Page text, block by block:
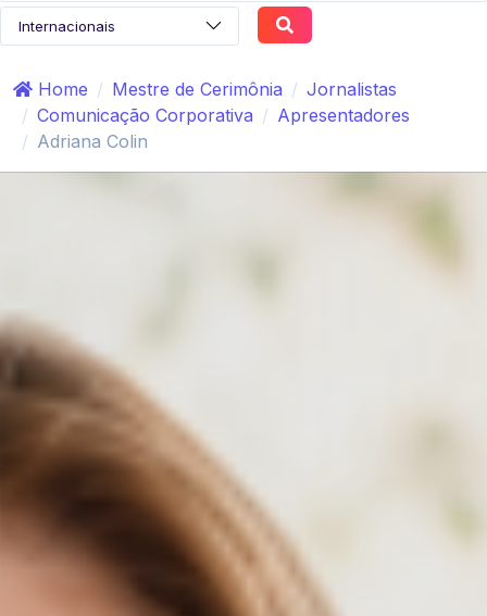
Home Mestre de Cerimônia
Jornalistas
Comunicação Corporativa
Apresentadores
Adriana Colin